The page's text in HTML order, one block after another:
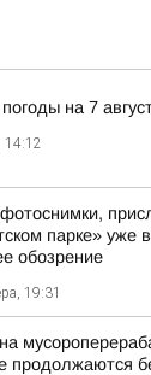
на 7
14:12
парке» уже
обозрение
19:31
продолжаются